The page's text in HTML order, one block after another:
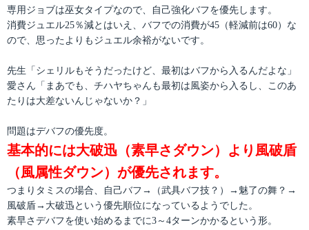
専用ジョブは巫女タイプなので、自己強化バフを優先します。
消費ジュエル25％減とはいえ、バフでの消費が45（軽減前は60）な
ので、思ったよりもジュエル余裕がないです。
先生「シェリルもそうだったけど、最初はバフから入るんだよな」
愛さん「まあでも、チハヤちゃんも最初は風姿から入るし、このあ
たりは大差ないんじゃないか？」
問題はデバフの優先度。
基本的には大破迅（素早さダウン）より風破盾
（風属性ダウン）が優先されます。
つまりタミスの場合、自己バフ→（武具バフ技？）→魅了の舞？→
風破盾→大破迅という優先順位になっているようでした。
素早さデバフを使い始めるまでに3～4ターンかかるという形。